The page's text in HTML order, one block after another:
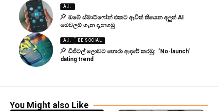
A.I.
ඔබේ ස්මාට්ෆෝන් එකට ඇවිත් තියෙන අලුත් AI
මෙවලම් ගැන දැනගමු
A.I. BE SOCIAL
ඩිජිටල් ලොවට හොරා ආදරේ කරමු: ‘No-launch’
dating trend
You Might also Like